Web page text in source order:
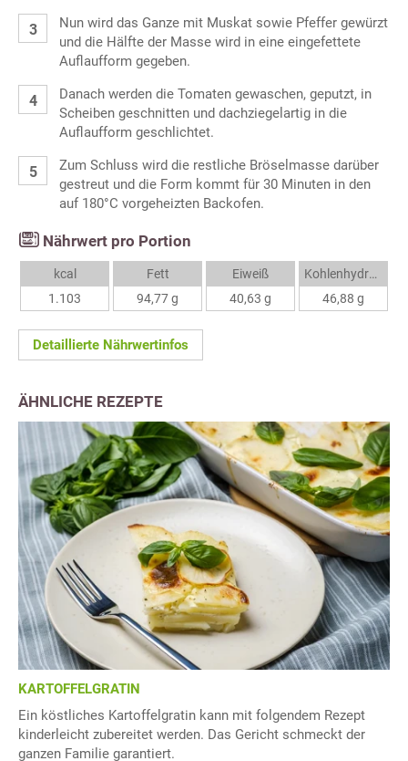
Nun wird das Ganze mit Muskat sowie Pfeffer gewürzt
und die Hälfte der Masse wird in eine eingefettete
Auflaufform gegeben.
Danach werden die Tomaten gewaschen, geputzt, in
Scheiben geschnitten und dachziegelartig in die
Auflaufform geschlichtet.
Zum Schluss wird die restliche Bröselmasse darüber
gestreut und die Form kommt für 30 Minuten in den
auf 180°C vorgeheizten Backofen.
Nährwert pro Portion
kcal
1.103
Fett
94,77 g
Eiweiß
40,63 g
Kohlenhydrate
46,88 g
Detaillierte Nährwertinfos
ÄHNLICHE REZEPTE
KARTOFFELGRATIN
Ein köstliches Kartoffelgratin kann mit folgendem Rezept
kinderleicht zubereitet werden. Das Gericht schmeckt der
ganzen Familie garantiert.